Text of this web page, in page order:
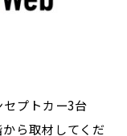
プトカー3台
ら取材してくだ